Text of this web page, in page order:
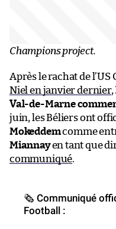
Champions project.
Après le rachat de
Niel en janvier dernier,
Val-de-Marne
juin, les Béliers ont
Mokeddemcomme
Miannayen tant que
communiqué.
🗞️ Communiqué
Football :